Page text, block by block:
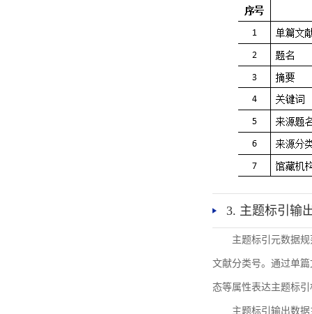
3. 主题标引输
主题标引元数据
文献分类号。通过单
态等属性表达主题标
主题标引输出数